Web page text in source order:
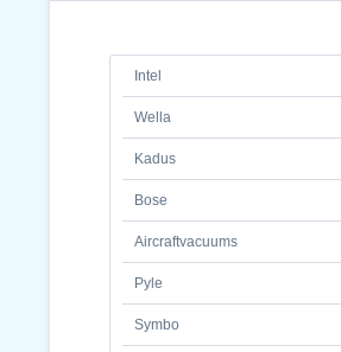
Intel
Wella
Kadus
Bose
Aircraftvacuums
Pyle
Symbo